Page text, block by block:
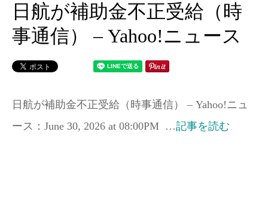
日航が補助金不正受給（時
事通信） – Yahoo!ニュース
日航が補助金不正受給（時事通信） – Yahoo!ニュ
ース：June 30, 2026 at 08:00PM …記事を読む